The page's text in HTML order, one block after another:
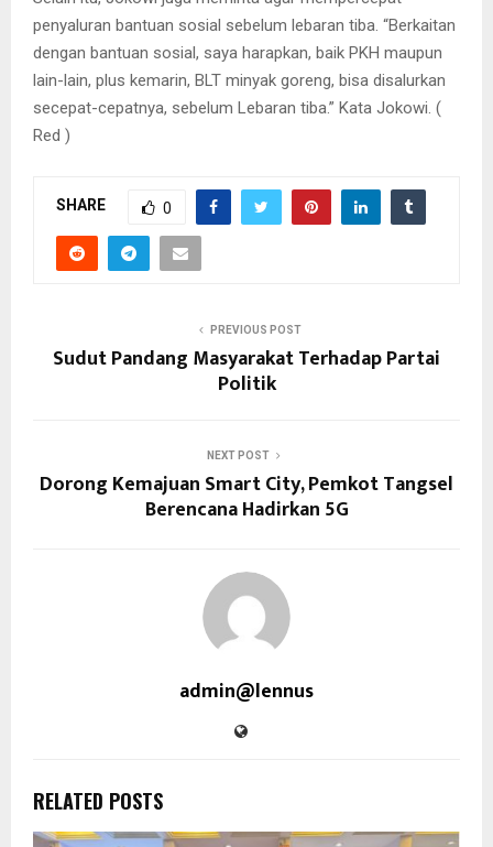
penyaluran bantuan sosial sebelum lebaran tiba. “Berkaitan
dengan bantuan sosial, saya harapkan, baik PKH maupun
lain-lain, plus kemarin, BLT minyak goreng, bisa disalurkan
secepat-cepatnya, sebelum Lebaran tiba.” Kata Jokowi. (
Red )
SHARE 0
PREVIOUS POST
Sudut Pandang Masyarakat Terhadap Partai
Politik
NEXT POST
Dorong Kemajuan Smart City, Pemkot Tangsel
Berencana Hadirkan 5G
admin@lennus
RELATED POSTS